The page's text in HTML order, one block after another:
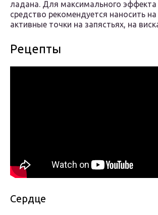
ладана. Для максимального
средство рекомендуется наносить
активные точки на запястьях, на
Рецепты
Сердце